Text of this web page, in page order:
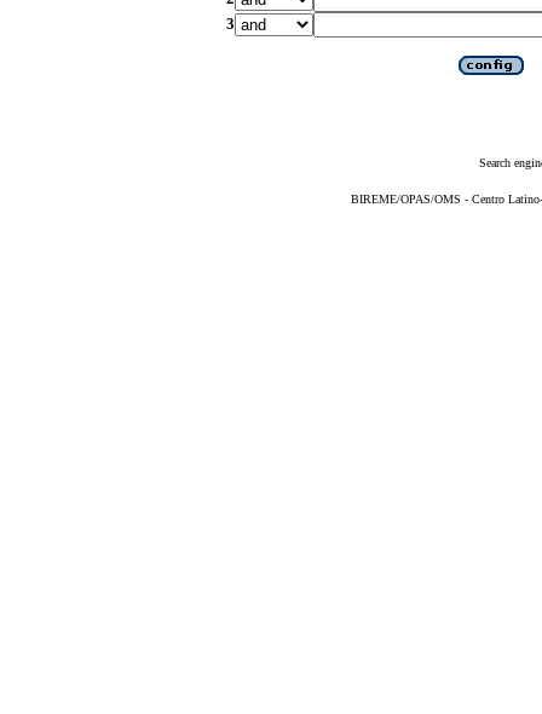
3
Search
BIREME/OPAS/OMS - Centro Latino-